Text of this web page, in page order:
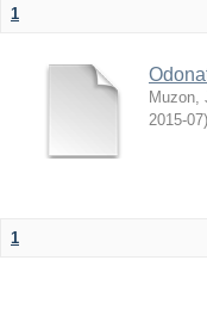
1
Muzon,
2015-07)
1